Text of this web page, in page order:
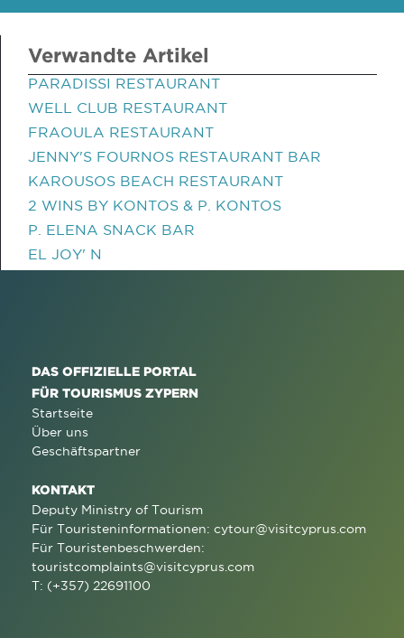
Verwandte Artikel
PARADISSI RESTAURANT
WELL CLUB RESTAURANT
FRAOULA RESTAURANT
JENNY'S FOURNOS RESTAURANT BAR
KAROUSOS BEACH RESTAURANT
2 WINS BY KONTOS & P. KONTOS
P. ELENA SNACK BAR
EL JOY' N
DAS OFFIZIELLE PORTAL
FÜR TOURISMUS ZYPERN
Startseite
Über uns
Geschäftspartner
KONTAKT
Deputy Ministry of Tourism
Für Touristeninformationen: cytour@visitcyprus.com
Für Touristenbeschwerden:
touristcomplaints@visitcyprus.com
T: (+357) 22691100